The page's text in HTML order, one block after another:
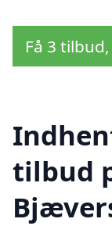
Få 3
tilbud